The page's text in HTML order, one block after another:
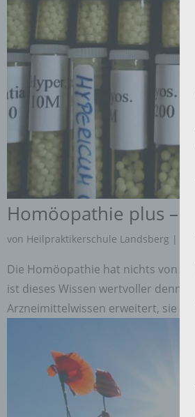
Homöopathie plus –
von Heilpraktikerschule Landsberg |
Die Homöopathie hat nichts von
ist dieses Wissen wertvoller denn
Arzneimittelwissen erweitert, sie